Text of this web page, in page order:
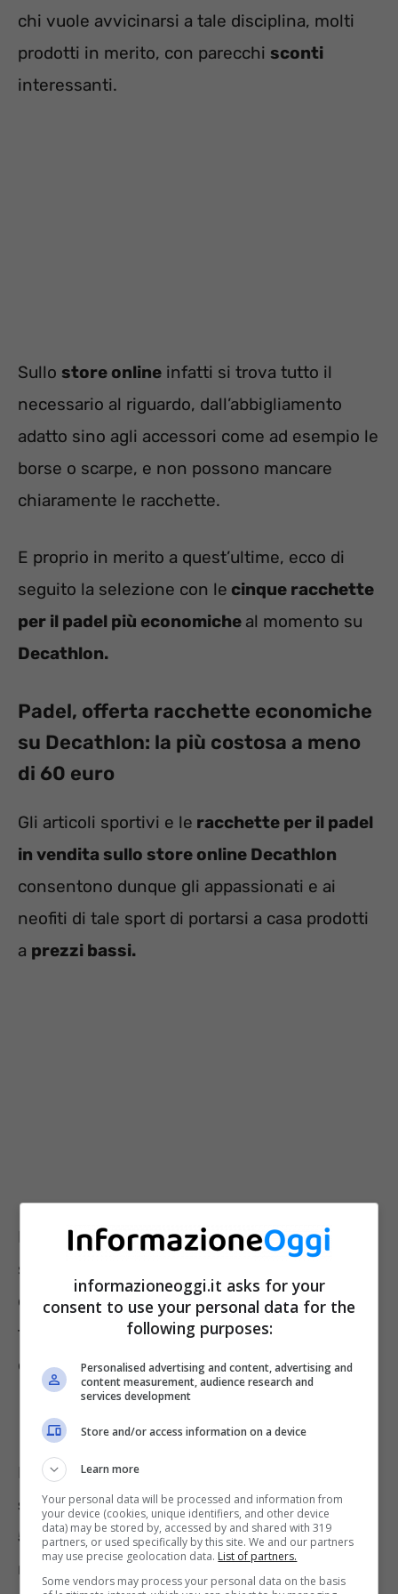
chi vuole avvicinarsi a tale disciplina, molti
prodotti in merito, con parecchi sconti
interessanti.
Sullo store online infatti si trova tutto il
necessario al riguardo, dall’abbigliamento
adatto sino agli accessori come ad esempio le
borse o scarpe, e non possono mancare
chiaramente le racchette.
E proprio in merito a quest’ultime, ecco di
seguito la selezione con le cinque racchette
per il padel più economiche al momento su
Decathlon.
Padel, offerta racchette economiche
su Decathlon: la più costosa a meno
di 60 euro
Gli articoli sportivi e le racchette per il padel
in vendita sullo store online Decathlon
consentono dunque gli appassionati e ai
neofiti di tale sport di portarsi a casa prodotti
a prezzi bassi.
È bene premettere che prezzi e disponibilità
sono tali al momento della stesura
dell’articolo, ma potrebbero poi variare nel
tempo. Ulteriori info sui prodotti sono
disponibili cliccando sui rispettivi link.
Kuikma Pr 500
La racchetta più economica presente sullo
store Dechtlonal momento è laKuikma Pr
500,da adulto, disponibile in giallo fluo e
rossa e con peso tra 353-367 grammi. Ideale
informazioneoggi.it asks for your
consent to use your personal data for the
following purposes:
Personalised advertising and content, advertising and
content measurement, audience research and
services development
Store and/or access information on a device
Learn more
Your personal data will be processed and information from
your device (cookies, unique identifiers, and other device
data) may be stored by, accessed by and shared with 319
partners, or used specifically by this site. We and our partners
may use precise geolocation data. List of partners.
Some vendors may process your personal data on the basis